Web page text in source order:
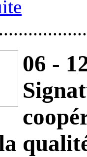
06 -